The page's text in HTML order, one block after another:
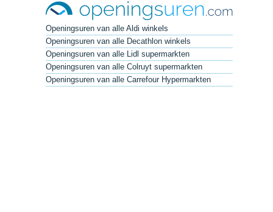
Openingsuren van alle Aldi winkels
Openingsuren van alle Decathlon winkels
Openingsuren van alle Lidl supermarkten
Openingsuren van alle Colruyt supermarkten
Openingsuren van alle Carrefour Hypermarkten